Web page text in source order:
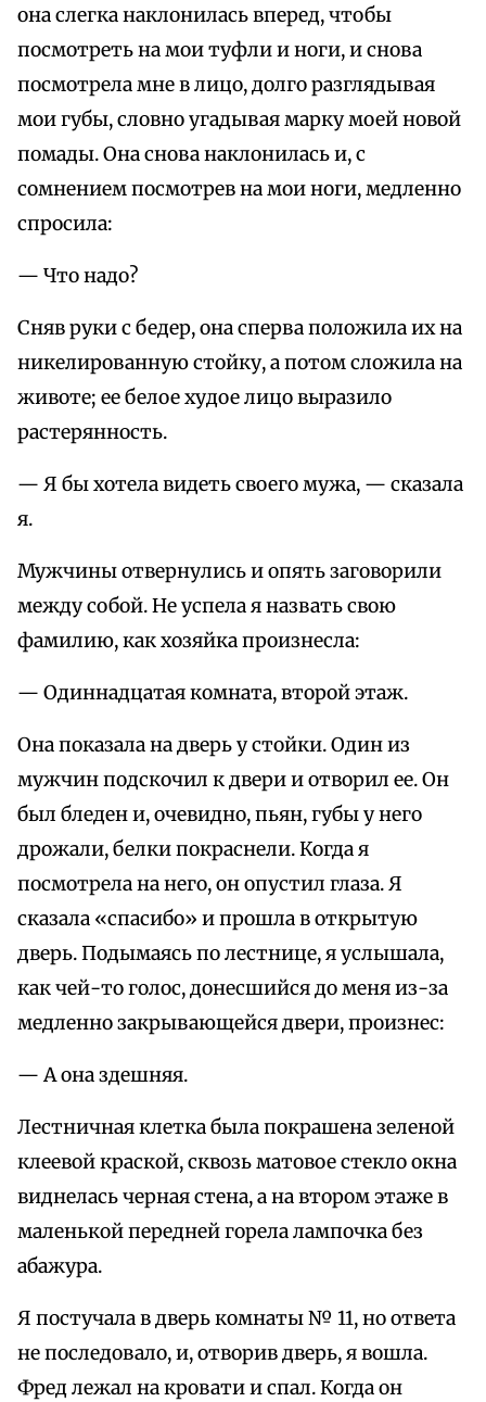
она слегка наклонилась вперед, чтобы
посмотреть на мои туфли и ноги, и снова
посмотрела мне в лицо, долго разглядывая
мои губы, словно угадывая марку моей новой
помады. Она снова наклонилась и, с
сомнением посмотрев на мои ноги, медленно
спросила:
— Что надо?
Сняв руки с бедер, она сперва положила их на
никелированную стойку, а потом сложила на
животе; ее белое худое лицо выразило
растерянность.
— Я бы хотела видеть своего мужа, — сказала
я.
Мужчины отвернулись и опять заговорили
между собой. Не успела я назвать свою
фамилию, как хозяйка произнесла:
— Одиннадцатая комната, второй этаж.
Она показала на дверь у стойки. Один из
мужчин подскочил к двери и отворил ее. Он
был бледен и, очевидно, пьян, губы у него
дрожали, белки покраснели. Когда я
посмотрела на него, он опустил глаза. Я
сказала «спасибо» и прошла в открытую
дверь. Подымаясь по лестнице, я услышала,
как чей-то голос, донесшийся до меня из-за
медленно закрывающейся двери, произнес:
— А она здешняя.
Лестничная клетка была покрашена зеленой
клеевой краской, сквозь матовое стекло окна
виднелась черная стена, а на втором этаже в
маленькой передней горела лампочка без
абажура.
Я постучала в дверь комнаты № 11, но ответа
не последовало, и, отворив дверь, я вошла.
Фред лежал на кровати и спал. Когда он